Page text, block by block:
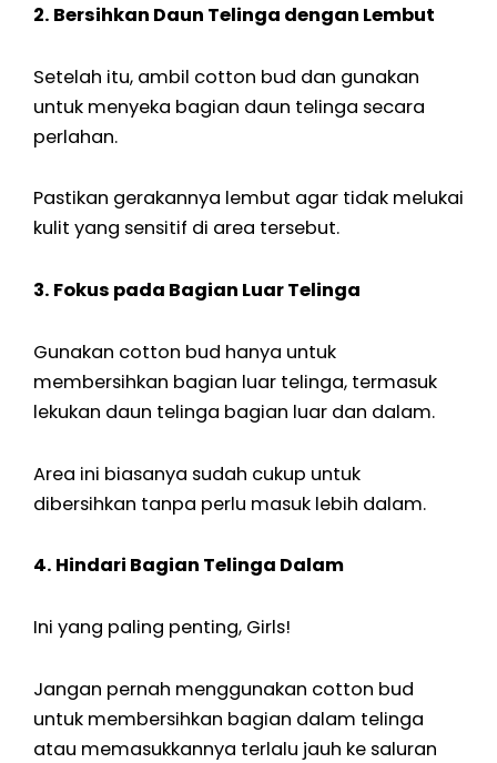
2. Bersihkan Daun Telinga dengan Lembut
Setelah itu, ambil cotton bud dan gunakan
untuk menyeka bagian daun telinga secara
perlahan.
Pastikan gerakannya lembut agar tidak melukai
kulit yang sensitif di area tersebut.
3. Fokus pada Bagian Luar Telinga
Gunakan cotton bud hanya untuk
membersihkan bagian luar telinga, termasuk
lekukan daun telinga bagian luar dan dalam.
Area ini biasanya sudah cukup untuk
dibersihkan tanpa perlu masuk lebih dalam.
4. Hindari Bagian Telinga Dalam
Ini yang paling penting, Girls!
Jangan pernah menggunakan cotton bud
untuk membersihkan bagian dalam telinga
atau memasukkannya terlalu jauh ke saluran